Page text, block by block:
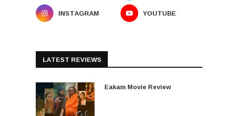
INSTAGRAM
YOUTUBE
LATEST REVIEWS
Eakam Movie Review